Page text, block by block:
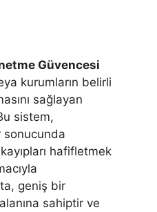
Güvencesi
kurumların belirli
sağlayan
sistem,
sonucunda
hafifletmek
geniş bir
sahiptir ve